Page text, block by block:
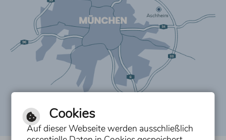
Cookies
Auf dieser Webseite werden ausschließlich